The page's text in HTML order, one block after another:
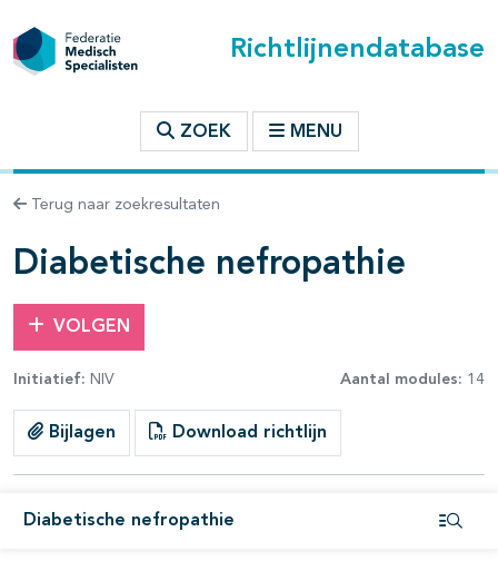
Richtlijnendatabase
ZOEK MENU
Terug naar zoekresultaten
Diabetische nefropathie
VOLGEN
Initiatief: NIV Aantal modules: 14
Bijlagen Download richtlijn
Diabetische nefropathie
binnen deze richtlijn
open- en dichtklappen
open- en dichtklappen